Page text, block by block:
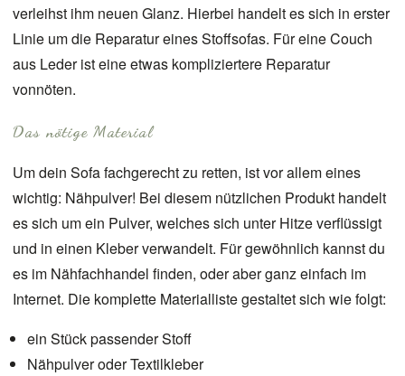
verleihst ihm neuen Glanz. Hierbei handelt es sich in erster
Linie um die Reparatur eines Stoffsofas. Für eine Couch
aus Leder ist eine etwas kompliziertere Reparatur
vonnöten.
Das nötige Material
Um dein Sofa fachgerecht zu retten, ist vor allem eines
wichtig: Nähpulver! Bei diesem nützlichen Produkt handelt
es sich um ein Pulver, welches sich unter Hitze verflüssigt
und in einen Kleber verwandelt. Für gewöhnlich kannst du
es im Nähfachhandel finden, oder aber ganz einfach im
Internet. Die komplette Materialliste gestaltet sich wie folgt:
ein Stück passender Stoff
Nähpulver oder Textilkleber